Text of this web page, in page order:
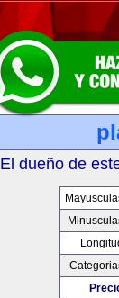
El dueño de